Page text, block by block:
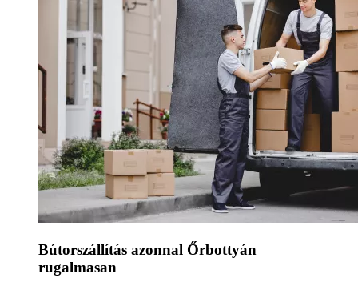
Bútorszállítás azonnal Őrbottyán
rugalmasan